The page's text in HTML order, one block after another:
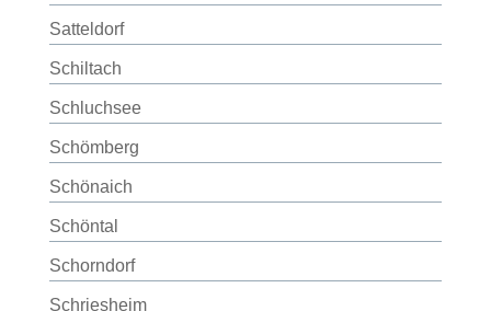
Satteldorf
Schiltach
Schluchsee
Schömberg
Schönaich
Schöntal
Schorndorf
Schriesheim